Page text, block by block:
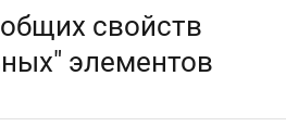
свойств
элементов